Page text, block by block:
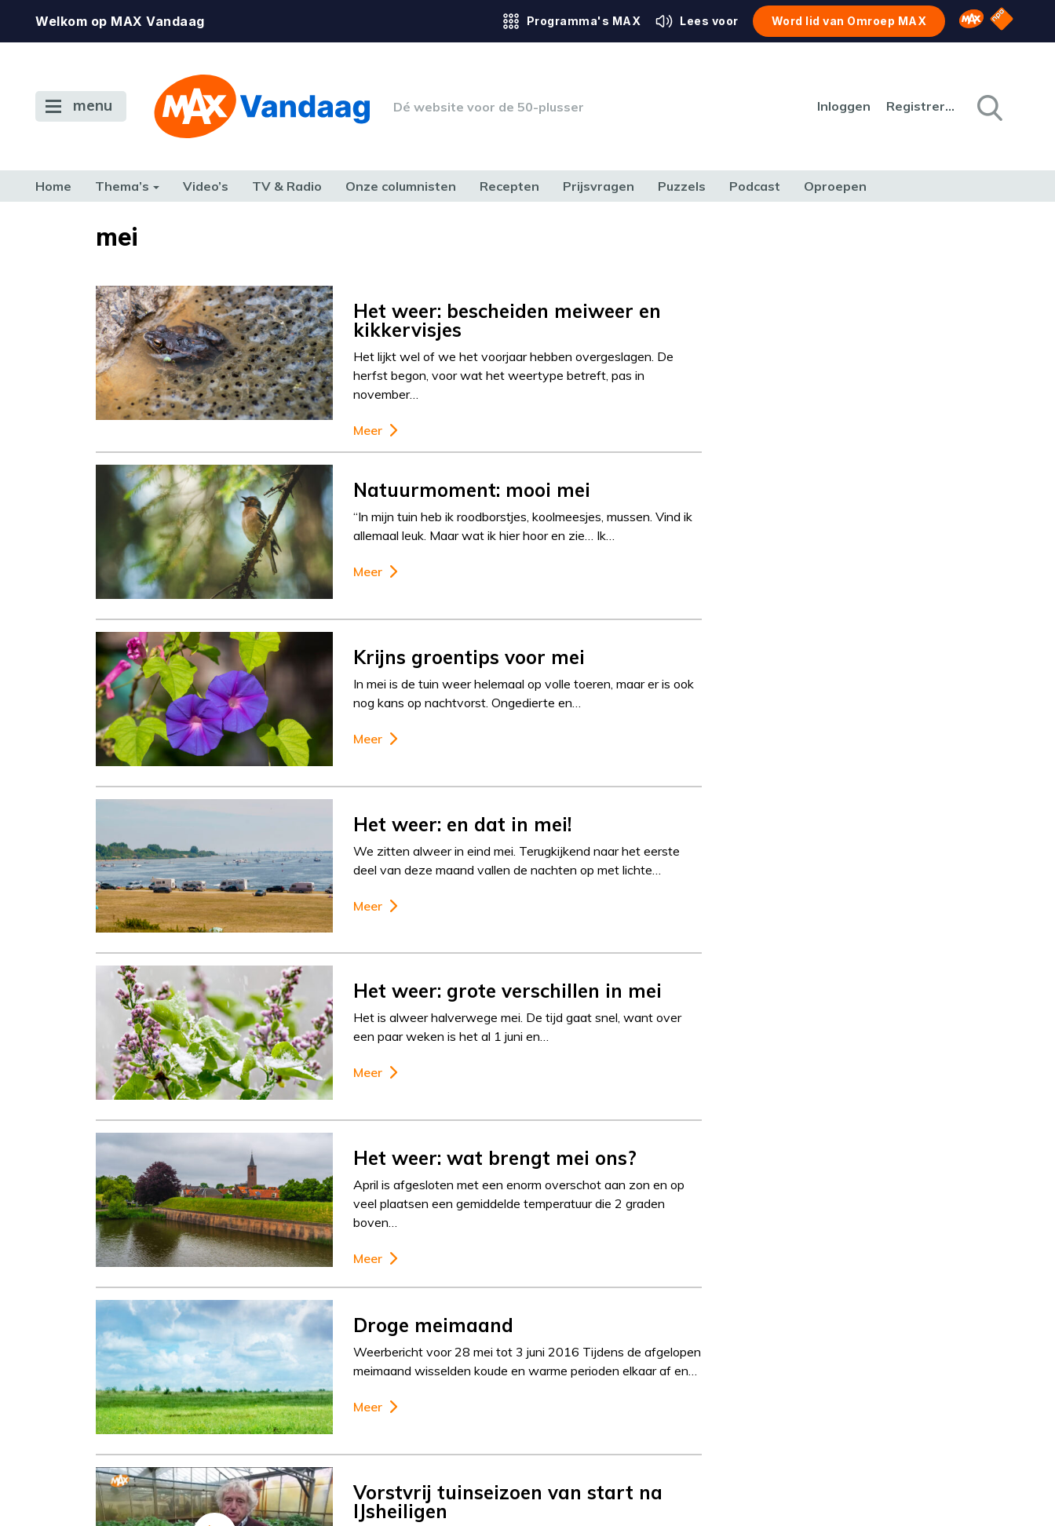
Welkom op MAX Vandaag Programma's MAX Lees voor Word lid van Omroep MAX Omroep MAX
NPO
menu Dé website voor de 50-plusser Inloggen Registreren
Home Thema’s Video’s TV & Radio Onze columnisten Recepten Prijsvragen Puzzels Podcast Oproepen
TERUG NAAR TOEN
mei
Het weer: bescheiden meiweer en
kikkervisjes
Het lijkt wel of we het voorjaar hebben overgeslagen. De
herfst begon, voor wat het weertype betreft, pas in
november…
Meer
Natuurmoment: mooi mei
“In mijn tuin heb ik roodborstjes, koolmeesjes, mussen. Vind ik
allemaal leuk. Maar wat ik hier hoor en zie… Ik…
Meer
Krijns groentips voor mei
In mei is de tuin weer helemaal op volle toeren, maar er is ook
nog kans op nachtvorst. Ongedierte en…
Meer
Het weer: en dat in mei!
We zitten alweer in eind mei. Terugkijkend naar het eerste
deel van deze maand vallen de nachten op met lichte…
Meer
Het weer: grote verschillen in mei
Het is alweer halverwege mei. De tijd gaat snel, want over
een paar weken is het al 1 juni en…
Meer
Het weer: wat brengt mei ons?
April is afgesloten met een enorm overschot aan zon en op
veel plaatsen een gemiddelde temperatuur die 2 graden
boven…
Meer
Droge meimaand
Weerbericht voor 28 mei tot 3 juni 2016 Tijdens de afgelopen
meimaand wisselden koude en warme perioden elkaar af en…
Meer
Vorstvrij tuinseizoen van start na
IJsheiligen